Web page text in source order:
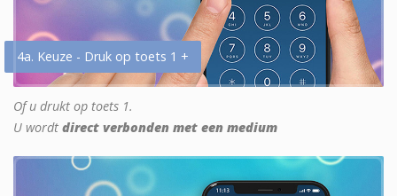
4a. Keuze - Druk op toets 1 +
Of u drukt op toets 1.
U wordt direct verbonden met een medium